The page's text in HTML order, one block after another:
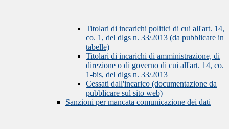
Titolari di incarichi politici di cui all'art. 14,
co. 1, del dlgs n. 33/2013 (da pubblicare in
tabelle)
Titolari di incarichi di amministrazione, di
direzione o di governo di cui all'art. 14, co.
1-bis, del dlgs n. 33/2013
Cessati dall'incarico (documentazione da
pubblicare sul sito web)
Sanzioni per mancata comunicazione dei dati